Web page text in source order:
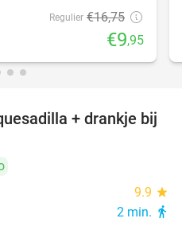
Regulier €16,75
€9,95
37%
+ drankje bij
9.9 star
2 min. directions_walk